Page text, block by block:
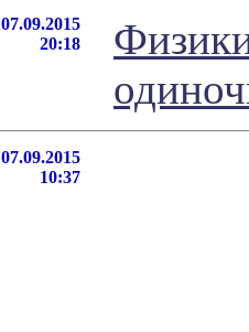
07.09.2015
20:18
07.09.2015
10:37